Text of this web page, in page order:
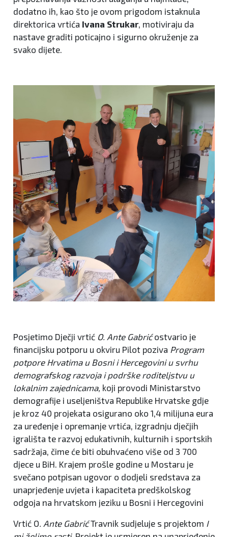
dodatno ih, kao što je ovom prigodom istaknula
direktorica vrtića Ivana Strukar, motiviraju da
nastave graditi poticajno i sigurno okruženje za
svako dijete.
Posjetimo Dječji vrtić O. Ante Gabrićostvario je
financijsku potporu u okviru Pilot poziva Program
potpore Hrvatima u Bosni i Hercegovini u svrhu
demografskog razvoja i podrške roditeljstvu u
lokalnim zajednicama, koji provodi Ministarstvo
demografije i useljeništva Republike Hrvatske gdje
je kroz 40 projekata osigurano oko 1,4 milijuna eura
za uređenje i opremanje vrtića, izgradnju dječjih
igrališta te razvoj edukativnih, kulturnih i sportskih
sadržaja, čime će biti obuhvaćeno više od 3 700
djece u BiH. Krajem prošle godine u Mostaru je
svečano potpisan ugovor o dodjeli sredstava za
unaprjeđenje uvjeta i kapaciteta predškolskog
odgoja na hrvatskom jeziku u Bosni i Hercegovini
Vrtić O . Ante GabrićTravnik sudjeluje s projektom I